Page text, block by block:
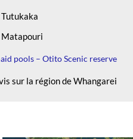
Matapouri
pools – Otito Scenic reserve
sur la région de Whangarei